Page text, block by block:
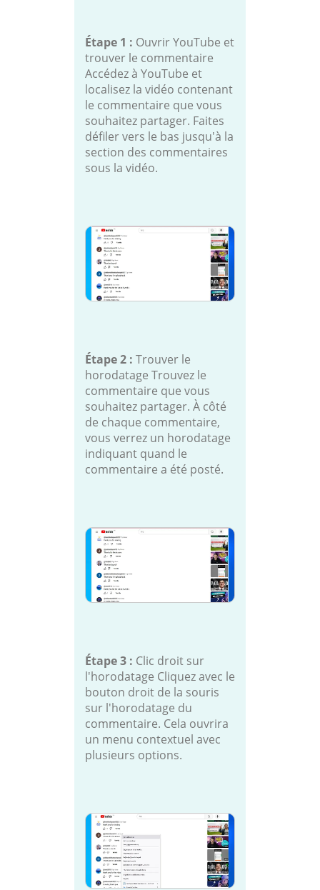
Étape 1 : Ouvrir YouTube et
trouver le commentaire
Accédez à YouTube et
localisez la vidéo contenant
le commentaire que vous
souhaitez partager. Faites
défiler vers le bas jusqu'à la
section des commentaires
sous la vidéo.
Étape 2 : Trouver le
horodatage Trouvez le
commentaire que vous
souhaitez partager. À côté
de chaque commentaire,
vous verrez un horodatage
indiquant quand le
commentaire a été posté.
Étape 3 : Clic droit sur
l'horodatage Cliquez avec le
bouton droit de la souris
sur l'horodatage du
commentaire. Cela ouvrira
un menu contextuel avec
plusieurs options.